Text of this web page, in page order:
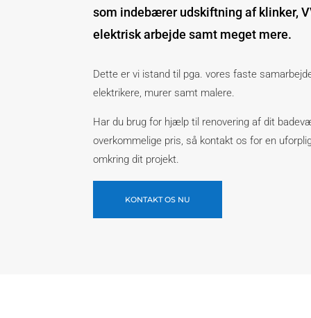
som indebærer udskiftning af klinker,
elektrisk arbejde samt meget mere.
Dette er vi istand til pga. vores faste
elektrikere, murer samt malere.
Har du brug for hjælp til renovering af dit
overkommelige pris, så kontakt os for en
omkring dit projekt.
KONTAKT OS NU